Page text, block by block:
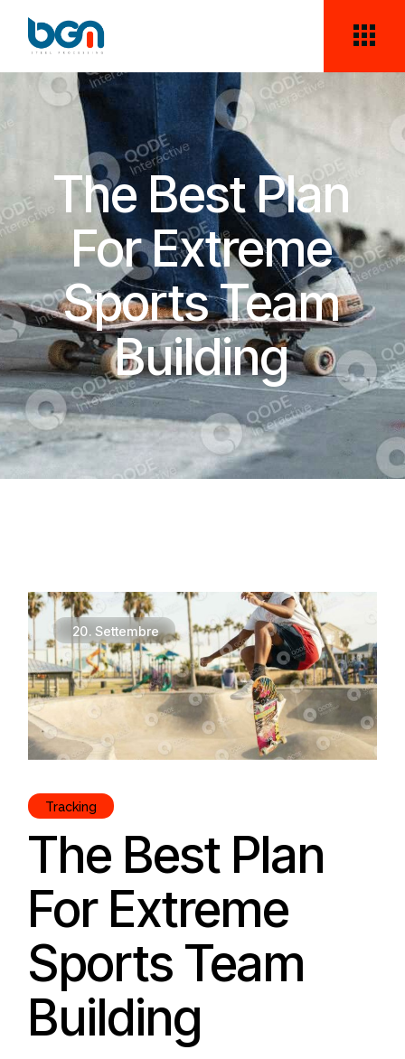
The Best Plan
For Extreme
Sports Team
Building
20. Settembre
Tracking
The Best Plan
For Extreme
Sports Team
Building